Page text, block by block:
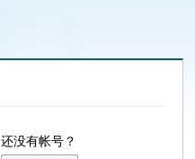
还没有帐号？